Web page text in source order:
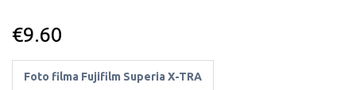
€9.60
Foto filma Fujifilm Superia X-TRA